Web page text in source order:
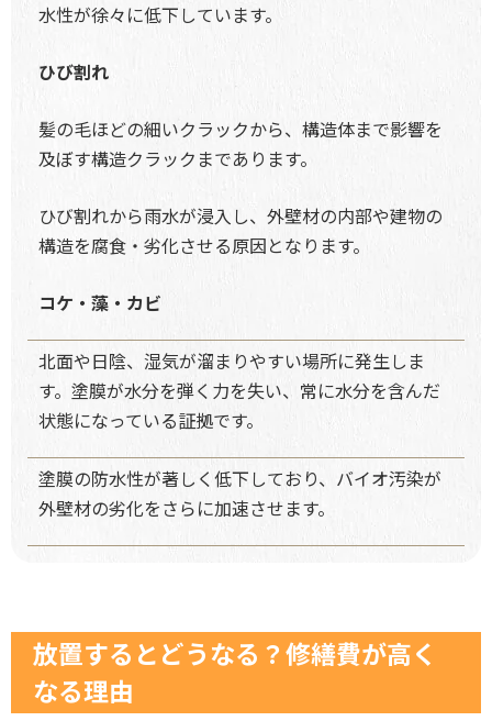
水性が徐々に低下しています。
ひび割れ
髪の毛ほどの細いクラックから、構造体まで影響を
及ぼす構造クラックまであります。
ひび割れから雨水が浸入し、外壁材の内部や建物の
構造を腐食・劣化させる原因となります。
コケ・藻・カビ
北面や日陰、湿気が溜まりやすい場所に発生しま
す。塗膜が水分を弾く力を失い、常に水分を含んだ
状態になっている証拠です。
塗膜の防水性が著しく低下しており、バイオ汚染が
外壁材の劣化をさらに加速させます。
放置するとどうなる？修繕費が高く
なる理由